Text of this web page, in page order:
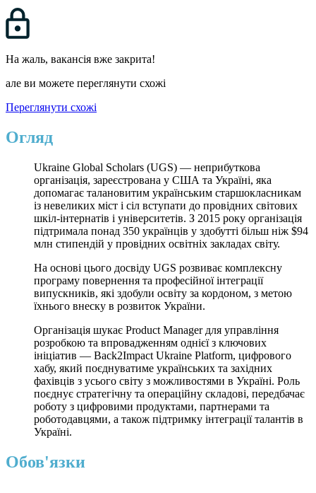
На жаль, вакансія вже закрита!
але ви можете переглянути схожі
Переглянути схожі
Огляд
Ukraine Global Scholars (UGS) — неприбуткова
організація, зареєстрована у США та Україні, яка
допомагає талановитим українським старшокласникам
із невеликих міст і сіл вступати до провідних світових
шкіл-інтернатів і університетів. З 2015 року організація
підтримала понад 350 українців у здобутті більш ніж $94
млн стипендій у провідних освітніх закладах світу.
На основі цього досвіду UGS розвиває комплексну
програму повернення та професійної інтеграції
випускників, які здобули освіту за кордоном, з метою
їхнього внеску в розвиток України.
Організація шукає Product Manager для управління
розробкою та впровадженням однієї з ключових
ініціатив — Back2Impact Ukraine Platform, цифрового
хабу, який поєднуватиме українських та західних
фахівців з усього світу з можливостями в Україні. Роль
поєднує стратегічну та операційну складові, передбачає
роботу з цифровими продуктами, партнерами та
роботодавцями, а також підтримку інтеграції талантів в
Україні.
Обов'язки